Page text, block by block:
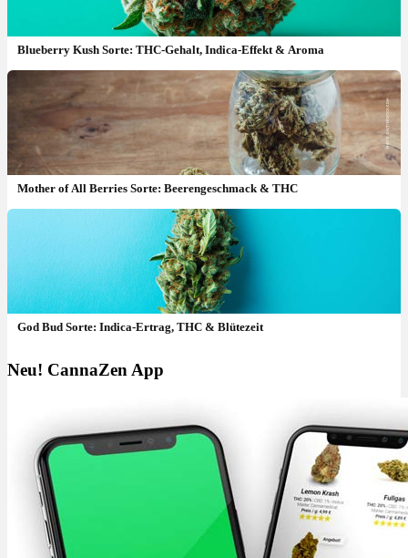
Blueberry Kush Sorte: THC-Gehalt, Indica-Effekt & Aroma
Mother of All Berries Sorte: Beerengeschmack & THC
God Bud Sorte: Indica-Ertrag, THC & Blütezeit
Neu! CannaZen App